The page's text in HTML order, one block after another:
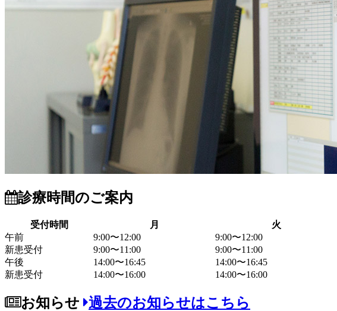
診療時間のご案内
受付時間 月 火
午前
9:00〜12:00 9:00〜12:00
新患受付
9:00〜11:00 9:00〜11:00
午後
14:00〜16:45 14:00〜16:45
新患受付
14:00〜16:00 14:00〜16:00
お知らせ 過去のお知らせはこちら